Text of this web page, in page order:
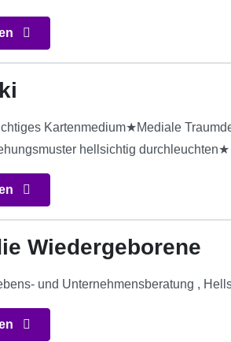
Kartenmedium★Mediale
hellsichtig durchleuchten★
Wiedergeborene
und Unternehmensberatung ,